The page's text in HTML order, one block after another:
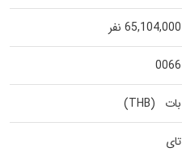
65,104,000 نفر
0066
بات (THB)
تای